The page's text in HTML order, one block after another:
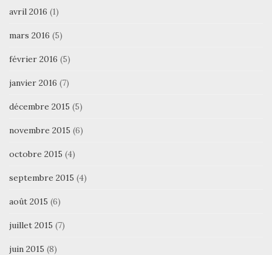
avril 2016 (1)
mars 2016 (5)
février 2016 (5)
janvier 2016 (7)
décembre 2015 (5)
novembre 2015 (6)
octobre 2015 (4)
septembre 2015 (4)
août 2015 (6)
juillet 2015 (7)
juin 2015 (8)